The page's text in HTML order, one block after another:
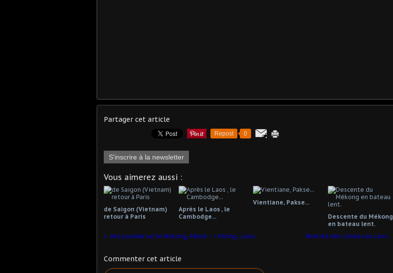
Partager cet article
Repost 0
S'inscrire à la newsletter
Vous aimerez aussi :
de Saigon (Vietnam)
retour à Paris
Après le Laos , le
Cambodge...
Vientiane, Pakse...
Descente du Mékong
en bateau lent.
Une journée sur le Mekong, Paksé --> Khong...Laos.
Rentrée des classes au Laos...
Commenter cet article